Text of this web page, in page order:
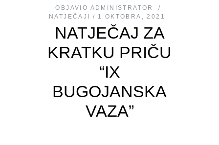
OBJAVIO ADMINISTRATOR
NATJEČAJI
1 OKTOBRA, 2021
NATJEČAJ ZA
KRATKU PRIČU
“IX
BUGOJANSKA
VAZA”